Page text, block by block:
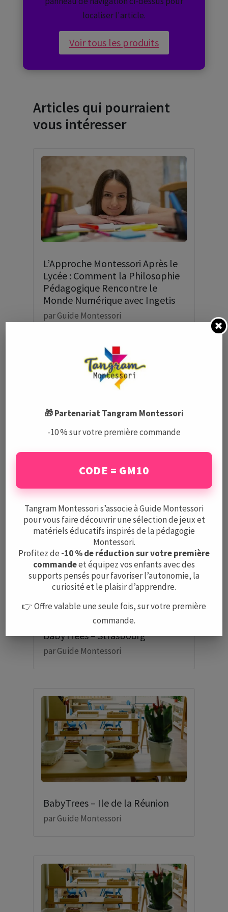
localiser l'article.
Voir tous les produits
Articles qui pourraient
vous intéresser
L’Approche Montessori Après le
Lycée : Comment la Philosophie
Pédagogique Rencontre le
Monde Numérique avec Ingetis
parGuide Montessori
Écoles Montessori à Paris
BabyTrees – Strasbourg
parGuide Montessori
BabyTrees – Ile de la Réunion
parGuide Montessori
🎁 Partenariat Tangram Montessori
-10 % sur votre première commande
CODE = GM10
Tangram Montessori s’associe à Guide Montessori
pour vous faire découvrir une sélection de jeux et
matériels éducatifs inspirés de la pédagogie
Montessori.
Profitez de -10 % de réduction sur votre première
commandeet équipez vos enfants avec des
supports pensés pour favoriser l’autonomie, la
curiosité et le plaisir d’apprendre.
👉 Offre valable une seule fois, sur votre première
commande.